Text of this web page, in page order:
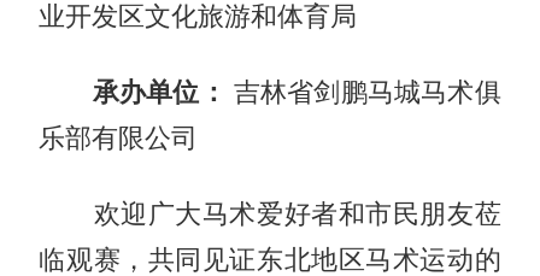
业开发区文化旅游和体育局
承办单位：
吉林省剑鹏马城马术俱
乐部有限公司
欢迎广大马术爱好者和市民朋友莅
临观赛，共同见证东北地区马术运动的